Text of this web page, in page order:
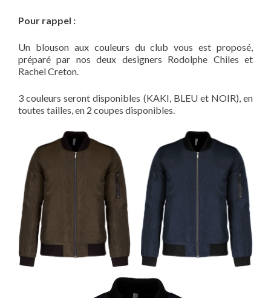
Pour rappel :
Un blouson aux couleurs du club vous est proposé,
préparé par nos deux designers Rodolphe Chiles et
Rachel Creton.
3 couleurs seront disponibles (KAKI, BLEU et NOIR), en
toutes tailles, en 2 coupes disponibles.